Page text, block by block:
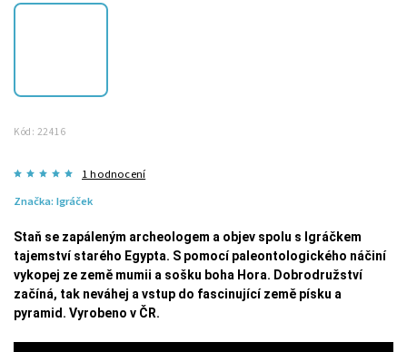
Kód: 22416
1 hodnocení
Značka: Igráček
Staň se zapáleným archeologem a objev spolu s Igráčkem
tajemství starého Egypta. S pomocí paleontologického náčiní
vykopej ze země mumii a sošku boha Hora. Dobrodružství
začíná, tak neváhej a vstup do fascinující země písku a
pyramid. Vyrobeno v ČR.